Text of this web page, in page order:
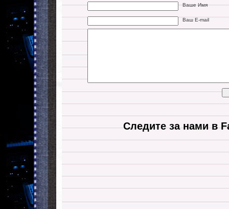
Ваше Имя
Ваш E-mail
Следите за нами в